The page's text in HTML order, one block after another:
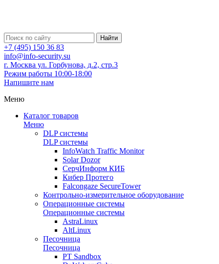
Найти
+7 (495) 150 36 83
info@info-security.su
г. Москва ул. Горбунова, д.2, стр.3
Режим работы 10:00-18:00
Напишите нам
Меню
Каталог товаров
Меню
DLP системы
DLP системы
InfoWatch Traffic Monitor
Solar Dozor
СерчИнформ КИБ
Кибер Протего
Falcongaze SecureTower
Контрольно-измерительное оборудование
Операционные системы
Операционные системы
AstraLinux
AltLinux
Песочница
Песочница
PT Sandbox